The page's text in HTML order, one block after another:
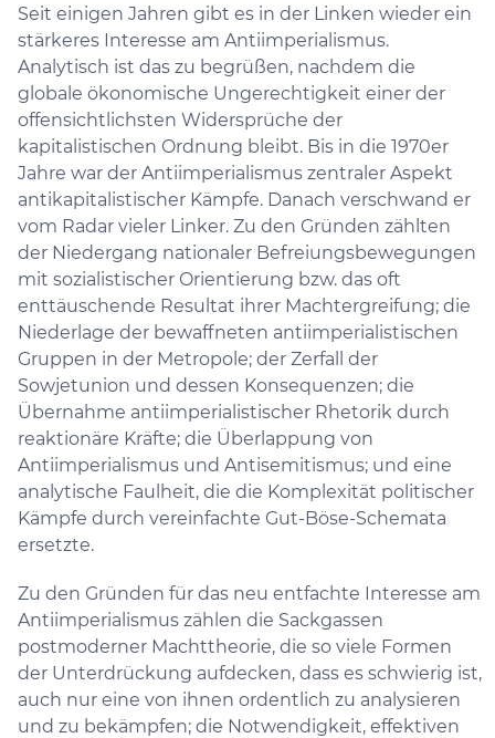
Seit einigen Jahren gibt es in der Linken wieder ein
stärkeres Interesse am Antiimperialismus.
Analytisch ist das zu begrüßen, nachdem die
globale ökonomische Ungerechtigkeit einer der
offensichtlichsten Widersprüche der
kapitalistischen Ordnung bleibt. Bis in die 1970er
Jahre war der Antiimperialismus zentraler Aspekt
antikapitalistischer Kämpfe. Danach verschwand er
vom Radar vieler Linker. Zu den Gründen zählten
der Niedergang nationaler Befreiungsbewegungen
mit sozialistischer Orientierung bzw. das oft
enttäuschende Resultat ihrer Machtergreifung; die
Niederlage der bewaffneten antiimperialistischen
Gruppen in der Metropole; der Zerfall der
Sowjetunion und dessen Konsequenzen; die
Übernahme antiimperialistischer Rhetorik durch
reaktionäre Kräfte; die Überlappung von
Antiimperialismus und Antisemitismus; und eine
analytische Faulheit, die die Komplexität politischer
Kämpfe durch vereinfachte Gut-Böse-Schemata
ersetzte.
Zu den Gründen für das neu entfachte Interesse am
Antiimperialismus zählen die Sackgassen
postmoderner Machttheorie, die so viele Formen
der Unterdrückung aufdecken, dass es schwierig ist,
auch nur eine von ihnen ordentlich zu analysieren
und zu bekämpfen; die Notwendigkeit, effektiven